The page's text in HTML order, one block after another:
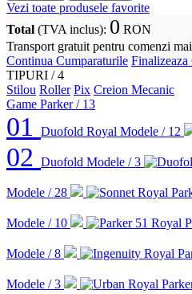
Vezi toate produsele favorite
Total (TVA inclus): 0 RON
Transport gratuit pentru comenzi
Continua Cumparaturile Finalizeaza
TIPURI /4
Stilou Roller Pix Creion Mecanic
Game Parker/ 13
01 Duofold Royal Modele / 12
02 Duofold Modele / 3
Modele / 28
Modele / 10
Modele / 8
Modele / 3